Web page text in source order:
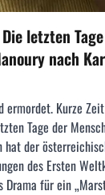
letzten
nach
ermordet. Kurze
Tage der
hat der
des Ersten
Drama für ein